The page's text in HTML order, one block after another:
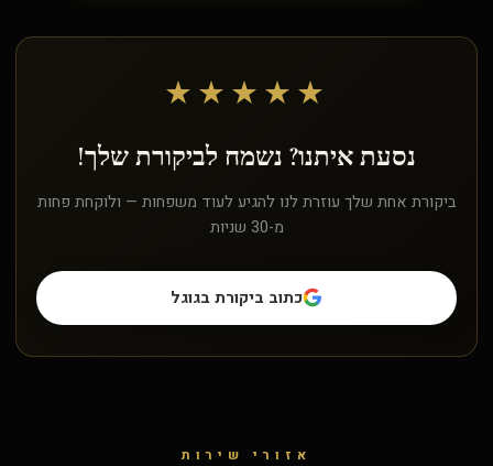
★★★★★
נסעת איתנו? נשמח לביקורת שלך!
ביקורת אחת שלך עוזרת לנו להגיע לעוד משפחות — ולוקחת פחות
מ-30 שניות
כתוב ביקורת בגוגל
אזורי שירות